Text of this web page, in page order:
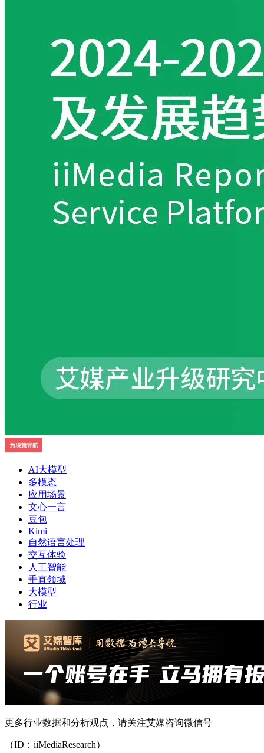
AI大模型
多模态
应用场景
文心一言
豆包
Kimi
自然语言处理
交互体验
人工智能
垂直领域
大模型
行业
更多行业数据和分析观点，请关注艾媒咨询微信号
（ID：iiMediaResearch）